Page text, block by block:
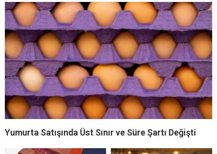
Yumurta Satışında Üst Sınır ve Süre Şartı Değişti